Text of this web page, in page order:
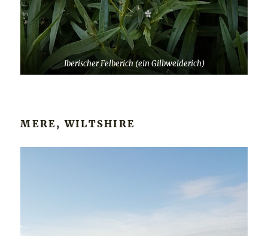
Iberischer Felberich (ein Gilbweiderich)
MERE, WILTSHIRE